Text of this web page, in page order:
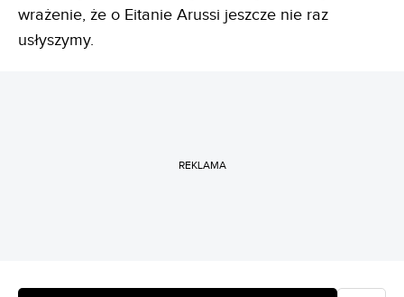
wrażenie, że o Eitanie Arussi jeszcze nie raz
usłyszymy.
REKLAMA